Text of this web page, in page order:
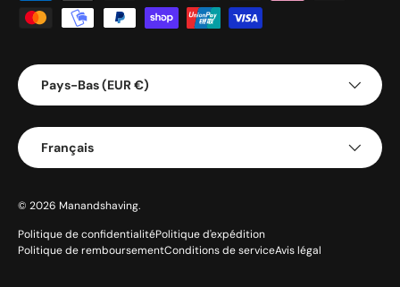
Pays/Région
Pays-Bas (EUR €)
Langue
Français
© 2026 Manandshaving.
Politique de confidentialitéPolitique d'expédition
Politique de remboursementConditions de serviceAvis légal